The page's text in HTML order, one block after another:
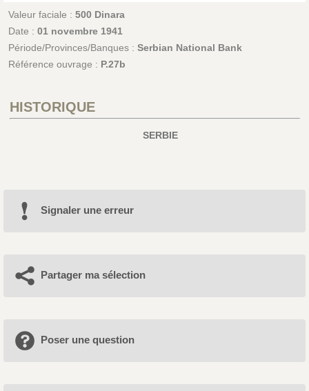
Valeur faciale : 500 Dinara
Date : 01 novembre 1941
Période/Provinces/Banques : Serbian National Bank
Référence ouvrage : P.27b
HISTORIQUE
SERBIE
Signaler une erreur
Partager ma sélection
Poser une question